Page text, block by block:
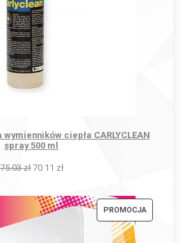
ciepła CARLYCLEAN
spray 500 ml
75.03zł 70.11 zł
PROMOCJAPRODUKT